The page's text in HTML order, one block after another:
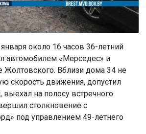
около 16 часов 36-летний
автомобилем «Мерседес» и
Жолтовского. Вблизи дома 34 не
скорость движения, допустил
выехал на полосу встречного
столкновение с
под управлением 49-летнего